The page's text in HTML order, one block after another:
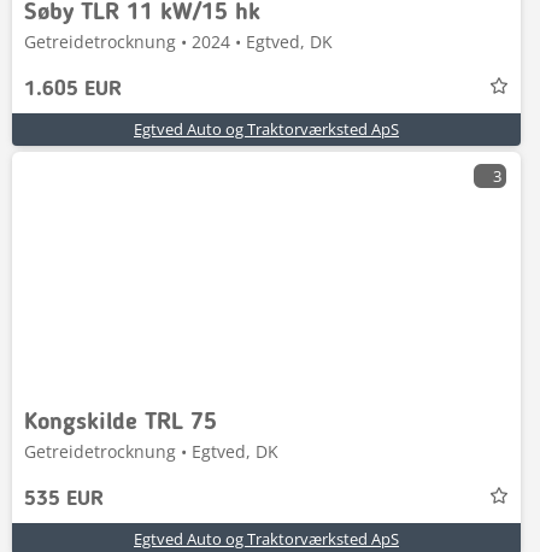
Søby TLR 11 kW/15 hk
Getreidetrocknung • 2024 • Egtved, DK
1.605 EUR
Egtved Auto og Traktorværksted ApS
3
Kongskilde TRL 75
Getreidetrocknung • Egtved, DK
535 EUR
Egtved Auto og Traktorværksted ApS